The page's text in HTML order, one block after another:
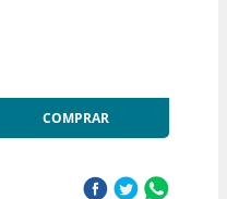
COMPRAR